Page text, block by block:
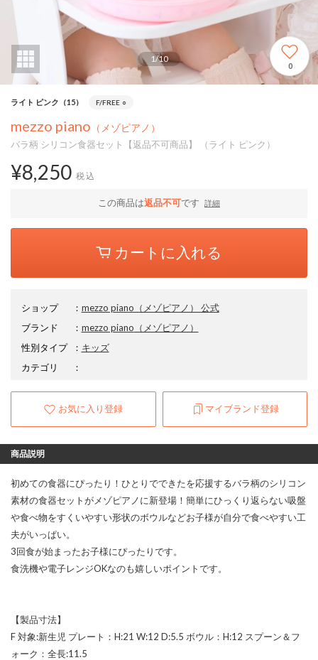
1/10
0
ライト ピンク（15） F/FREE ○
mezzo piano （メゾピアノ）
バラ柄 シリコン食器セット【返品不可商品】 （ライト ピンク）
¥8,250 税込
この商品は返品不可です 詳細
カートに入れる
ショップ ： mezzo piano（メゾピアノ） 公式
ブランド
： mezzo piano （メゾピアノ）
性別タイプ
： キッズ
カテゴリ
：
お気に入り登録 マイブランド登録
商品説明
初めての食器にぴったり！ひとりでできたを応援するバラ柄のシリコン
素材の食器セットがメゾピアノに新登場！簡単にひっくり返らない吸盤
や食べ物をすくいやすい形状のボウルなどお子様が自分で食べやすい工
夫がいっぱい。
3回食が始まったお子様にぴったりです。
食洗機や電子レンジOKなのも嬉しいポイントです。
【製品寸法】
F 対象:新生児 プレート：H:21 W:12 D:5.5 ボウル：H:12 スプーン＆フ
ォーク：全長:11.5